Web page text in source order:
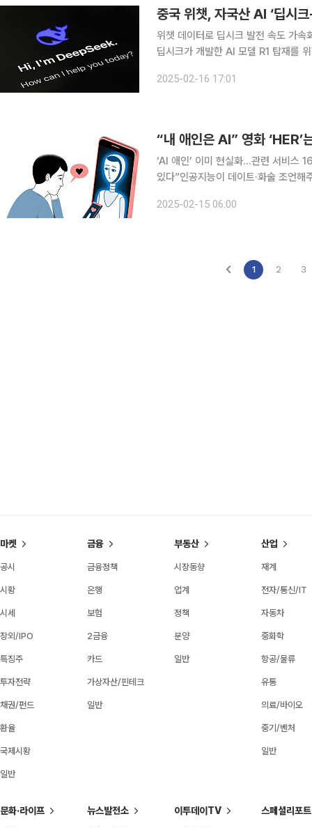
중국 위챗, 자국산 AI ‘딥시
위챗 데이터로 딥시크 발전 속도 가속화 전망 중국 최대 메신저 위챗이 자국 인공
딥시크가 개발한 AI 모델 R1 탑재를 위한 테
라고 밝혔다. 테스트에 참여하는
2025-02-16 17:01
“내 애인은 AI” 영화 ‘HER’
‘AI 애인’ 이미 현실화…관련 서비스
있다”인공지능이 데이트·화술 조언해주기도 인공지능(AI)이 점점 고도화하면서 이를
미 현실이 됐다. 15일 도구 추천 플랫
2025-02-15 06:00
1 2 3
마켓
공시
시황
시세
장외/IPO
특징주
투자전략
채권/펀드
환율
국제시황
일반
금융
금융정책
은행
보험
2금융
카드
가상자산/핀테크
일반
부동산
시장동향
업계
정책
분양
일반
산업
재계
전자/통신/IT
자동차
중화학
항공/물류
유통
의료/바이오
중기/벤처
일반
문화·라이프 뉴스발전소 이투데이TV 스페셜리포트